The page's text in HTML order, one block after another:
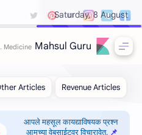
Saturday, 8 August
Mahsul Guru
आपले महसूल कायद्याविषयक प्रश्न
आमच्या वेबसाईटवर विचारावेत. 📌